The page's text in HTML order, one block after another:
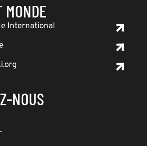
MONDE
International
NOUS